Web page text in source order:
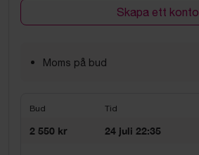
Skapa ett konto
Moms på bud
Bud Tid
2 550 kr 24 juli 22:35